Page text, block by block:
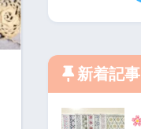
新着記事